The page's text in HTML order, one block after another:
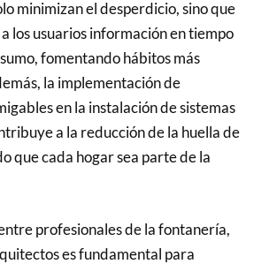
minimizan el desperdicio, sino que
los usuarios información en tiempo
fomentando hábitos más
la implementación de
en la instalación de sistemas
a la reducción de la huella de
que cada hogar sea parte de la
profesionales de la fontanería,
es fundamental para